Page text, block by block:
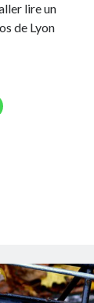
lire un
de Lyon